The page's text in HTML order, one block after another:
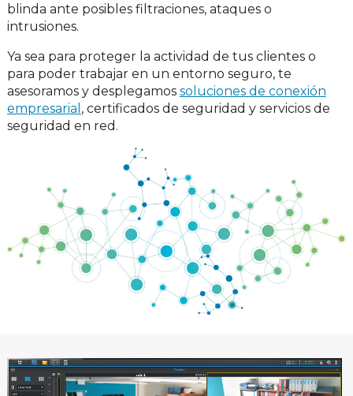
blinda ante posibles filtraciones, ataques o
intrusiones.
Ya sea para proteger la actividad de tus clientes o
para poder trabajar en un entorno seguro, te
asesoramos y desplegamos soluciones de conexión
empresarial , certificados de seguridad y servicios de
seguridad en red.